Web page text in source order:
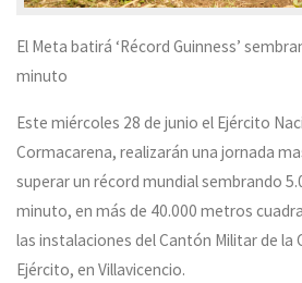
El Meta batirá ‘Récord Guinness’
minuto
Este miércoles 28 de junio el Ejército
Cormacarena, realizarán una jornada
superar un récord mundial sembrando
minuto, en más de 40.000 metros
las instalaciones del Cantón Militar de la
Ejército, en Villavicencio.